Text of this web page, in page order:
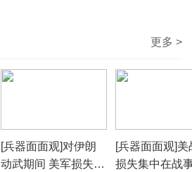
更多 >
[兵器面面观]对伊朗
动武期间 美军损失至
[兵器面面观]美
损失集中在战